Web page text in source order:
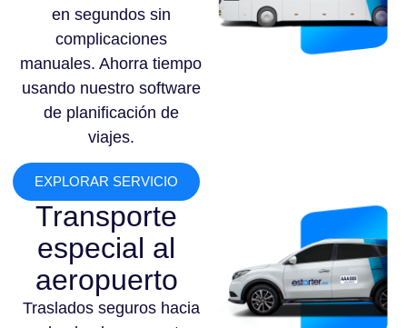
en segundos sin
complicaciones
manuales. Ahorra tiempo
usando nuestro software
de planificación de
viajes.
EXPLORAR SERVICIO
Transporte
especial al
aeropuerto
Traslados seguros hacia